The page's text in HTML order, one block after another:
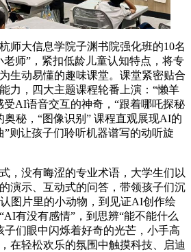
师大信息学院子渊书院强化班的10名
师”，紧扣低龄儿童认知特点，将专
生动易懂的趣味课堂。课堂紧密贴合
力，四大主题课程轮番上演：“懒羊
受AI语音交互的神奇，“跟着哪吒探秘
秘，“图像识别” 课程直观展现AI的
则让孩子们聆听机器谱写的动听旋
，没有晦涩的专业术语，大学生们以
演示、互动式的问答，带领孩子们沉
图片里的小动物，到见证AI创作绘
有没有感情”，到思辨“能不能什么
子们眼中闪烁着好奇的光芒，小手高
在轻松欢乐的氛围中触摸科技、启迪